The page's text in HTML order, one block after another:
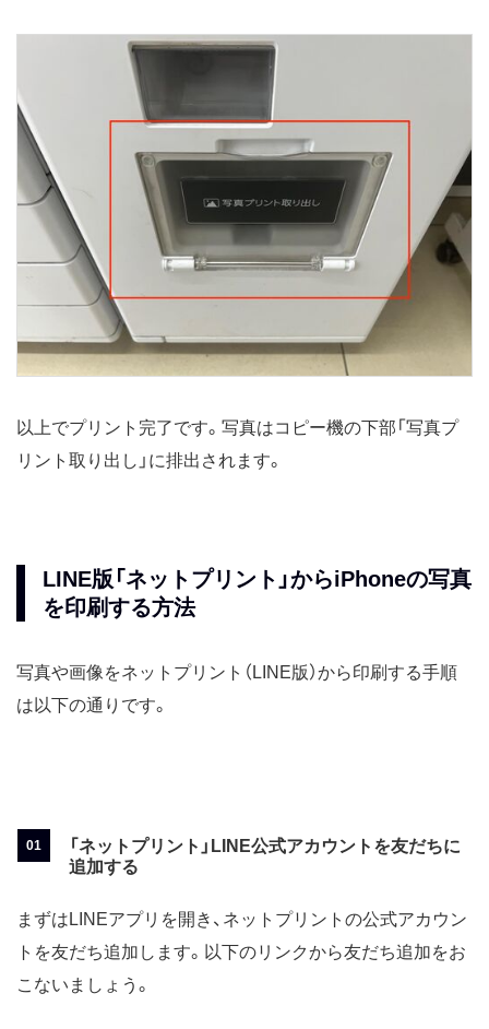
以上でプリント完了です。写真はコピー機の下部「写真プ
リント取り出し」に排出されます。
LINE版「ネットプリント」からiPhoneの写真
を印刷する方法
写真や画像をネットプリント（LINE版）から印刷する手順
は以下の通りです。
「ネットプリント」LINE公式アカウントを友だちに
追加する
まずはLINEアプリを開き、ネットプリントの公式アカウン
トを友だち追加します。以下のリンクから友だち追加をお
こないましょう。